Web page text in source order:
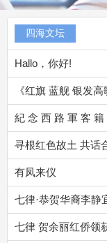
四海文坛
Hallo，你好!
《红旗 蓝舰 银发高
紀 念 西 路 軍 客
有凤来仪
七律·恭贺华裔李静
七律 贺余丽红侨领